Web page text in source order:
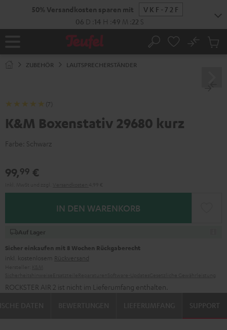
50% Versandkosten sparen mit
VKF-72F
06 D :14 H :49 M :21 S
Startseite Suche
No
ZUBEHÖR LAUTSPRECHERSTÄNDER
(7)
K&M Boxenstativ 29680 kurz
Farbe: Schwarz
99,99 €
IN DEN WARENKORB
Auf Lager
Sicher einkaufen mit 8 Wochen Rückgaberecht
inkl. kostenlosem Rückversand
ROCKSTER AIR 2 ist nicht im Lieferumfang enthalten.
SUPPORT